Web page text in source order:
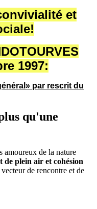
et
1997:
par rescrit du
qu'une
amoureux de la nature
de plein air et cohésion
de rencontre et de